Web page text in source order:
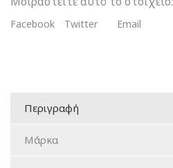
Facebook Twitter Email
Περιγραφή
Μάρκα